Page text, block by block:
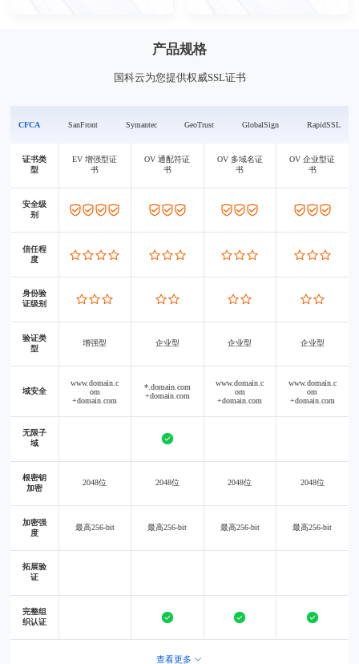
产品规格
国科云为您提供权威SSL证书
CFCA SanFront Symantec GeoTrust GlobalSign RapidSSL
证书类
型
EV 增强型证
书
OV 通配符证
书
OV 多域名证
书
OV 企业型证
书
安全级
别
信任程
度
身份验
证级别
验证类
型
增强型 企业型 企业型 企业型
域安全
www.domain.c
om
+domain.com
*.domain.com
+domain.com
www.domain.c
om
+domain.com
www.domain.c
om
+domain.com
无限子
域
根密钥
加密
2048位 2048位 2048位 2048位
加密强
度
最高256-bit 最高256-bit 最高256-bit 最高256-bit
拓展验
证
完整组
织认证
查看更多